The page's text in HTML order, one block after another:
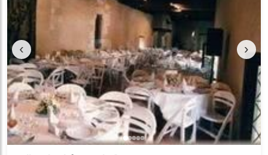
‹ ›